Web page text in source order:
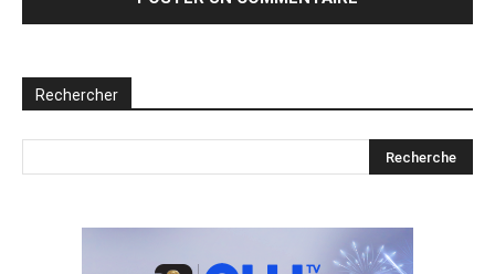
Rechercher